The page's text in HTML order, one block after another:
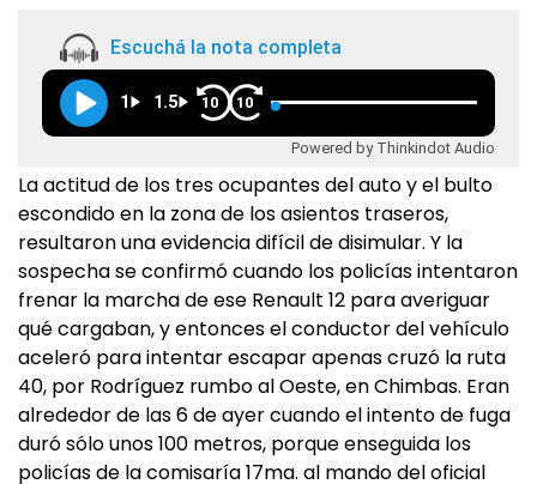
Escuchá la nota completa
1 1.5 10 10
Powered by Thinkindot Audio
La actitud de los tres ocupantes del auto y el bulto
escondido en la zona de los asientos traseros,
resultaron una evidencia difícil de disimular. Y la
sospecha se confirmó cuando los policías intentaron
frenar la marcha de ese Renault 12 para averiguar
qué cargaban, y entonces el conductor del vehículo
aceleró para intentar escapar apenas cruzó la ruta
40, por Rodríguez rumbo al Oeste, en Chimbas. Eran
alrededor de las 6 de ayer cuando el intento de fuga
duró sólo unos 100 metros, porque enseguida los
policías de la comisaría 17ma. al mando del oficial